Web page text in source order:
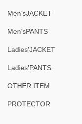
Men’sJACKET
Men’sPANTS
Ladies’JACKET
Ladies’PANTS
OTHER ITEM
PROTECTOR